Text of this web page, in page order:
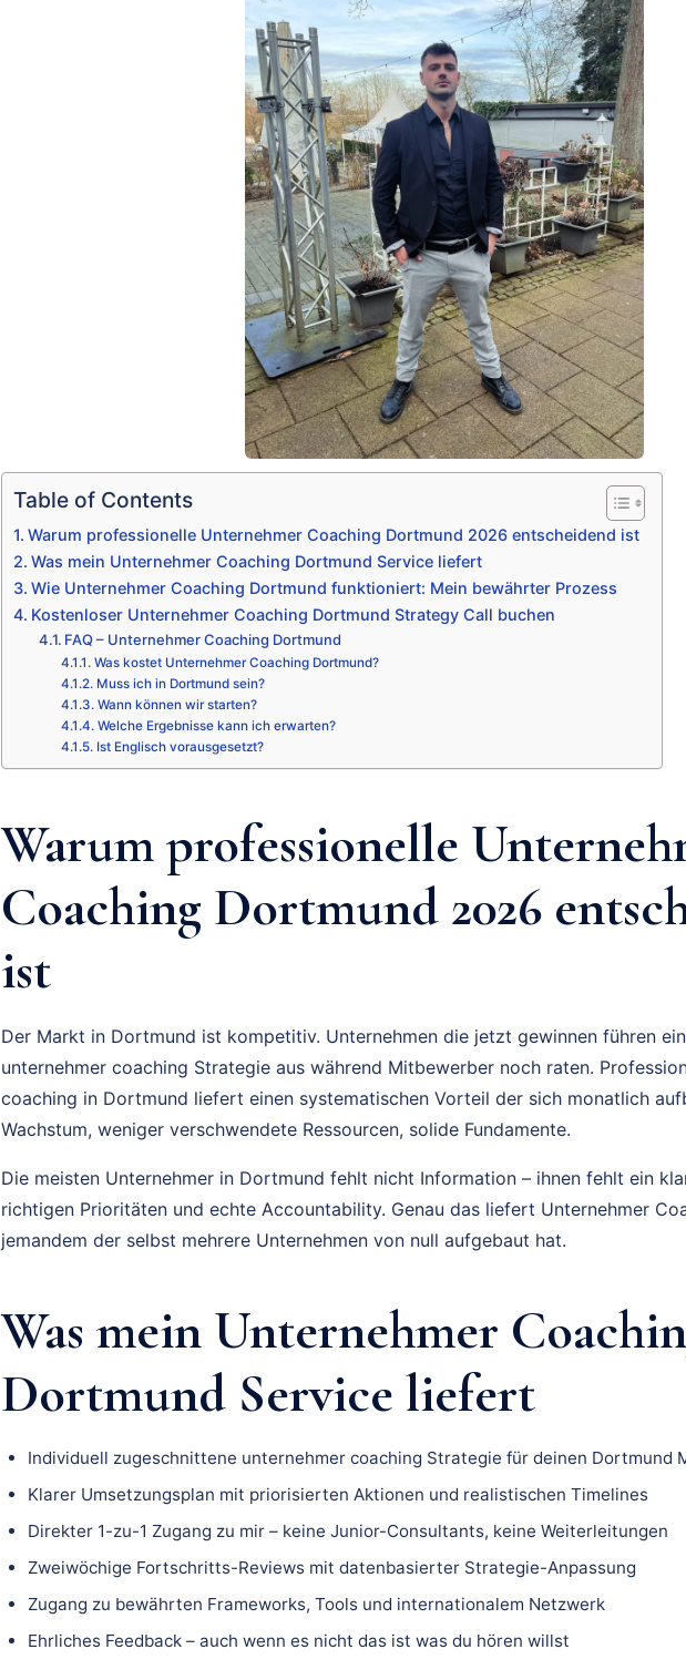
Table of Contents
Warum professionelle Unternehmer Coaching Dortmund 2026 entscheidend ist
Was mein Unternehmer Coaching Dortmund Service liefert
Wie Unternehmer Coaching Dortmund funktioniert: Mein bewährter Prozess
Kostenloser Unternehmer Coaching Dortmund Strategy Call buchen
FAQ – Unternehmer Coaching Dortmund
Was kostet Unternehmer Coaching Dortmund?
Muss ich in Dortmund sein?
Wann können wir starten?
Welche Ergebnisse kann ich erwarten?
Ist Englisch vorausgesetzt?
Warum professionelle
Coaching Dortmund 2026
ist
Der Markt in Dortmund ist kompetitiv. Unternehmen die jetzt gewinnen führen
unternehmer coaching Strategie aus während Mitbewerber noch raten.
coaching in Dortmund liefert einen systematischen Vorteil der sich monatlich
Wachstum, weniger verschwendete Ressourcen, solide Fundamente.
Die meisten Unternehmer in Dortmund fehlt nicht Information – ihnen fehlt ein
richtigen Prioritäten und echte Accountability. Genau das liefert Unternehmer
jemandem der selbst mehrere Unternehmen von null aufgebaut hat.
Was mein Unternehmer
Dortmund Service liefert
Individuell zugeschnittene unternehmer coaching Strategie für deinen Dortmund
Klarer Umsetzungsplan mit priorisierten Aktionen und realistischen Timelines
Direkter 1-zu-1 Zugang zu mir – keine Junior-Consultants, keine Weiterleitungen
Zweiwöchige Fortschritts-Reviews mit datenbasierter Strategie-Anpassung
Zugang zu bewährten Frameworks, Tools und internationalem Netzwerk
Ehrliches Feedback – auch wenn es nicht das ist was du hören willst